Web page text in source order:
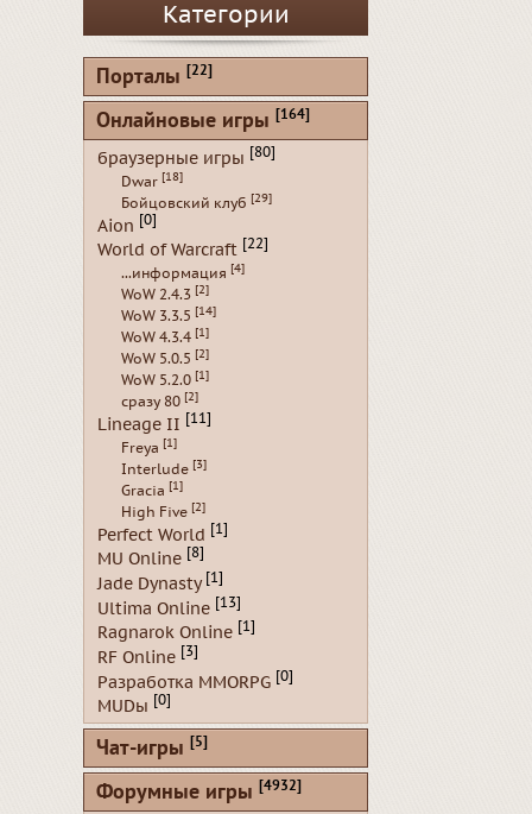
Категории
Порталы [22]
Онлайновые игры [164]
браузерные игры [80]
Dwar [18]
Бойцовский клуб [29]
Aion [0]
World of Warcraft [22]
...информация [4]
WoW 2.4.3 [2]
WoW 3.3.5 [14]
WoW 4.3.4 [1]
WoW 5.0.5 [2]
WoW 5.2.0 [1]
сразу 80 [2]
Lineage II [11]
Freya [1]
Interlude [3]
Gracia [1]
High Five [2]
Perfect World [1]
MU Online [8]
Jade Dynasty [1]
Ultima Online [13]
Ragnarok Online [1]
RF Online [3]
Разработка MMORPG [0]
MUDы [0]
Чат-игры [5]
Форумные игры [4932]